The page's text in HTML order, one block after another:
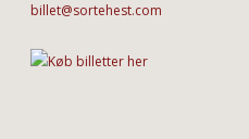
billet@sortehest.com